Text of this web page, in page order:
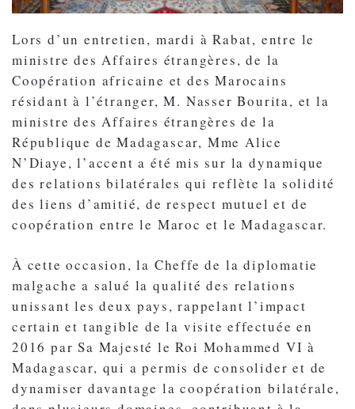
Lors d’un entretien, mardi à Rabat, entre le
ministre des Affaires étrangères, de la
Coopération africaine et des Marocains
résidant à l’étranger, M. Nasser Bourita, et la
ministre des Affaires étrangères de la
République de Madagascar, Mme Alice
N’Diaye, l’accent a été mis sur la dynamique
des relations bilatérales qui reflète la solidité
des liens d’amitié, de respect mutuel et de
coopération entre le Maroc et le Madagascar.
À cette occasion, la Cheffe de la diplomatie
malgache a salué la qualité des relations
unissant les deux pays, rappelant l’impact
certain et tangible de la visite effectuée en
2016 par Sa Majesté le Roi Mohammed VI à
Madagascar, qui a permis de consolider et de
dynamiser davantage la coopération bilatérale,